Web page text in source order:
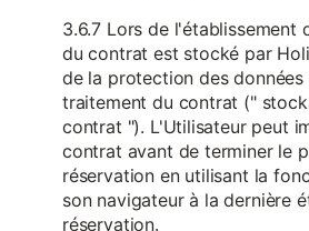
3.6.7 Lors de l'établissement
du contrat est stocké par
de la protection des données
traitement du contrat ("
contrat "). L'Utilisateur peut
contrat avant de terminer le
réservation en utilisant la
son navigateur à la dernière
réservation.